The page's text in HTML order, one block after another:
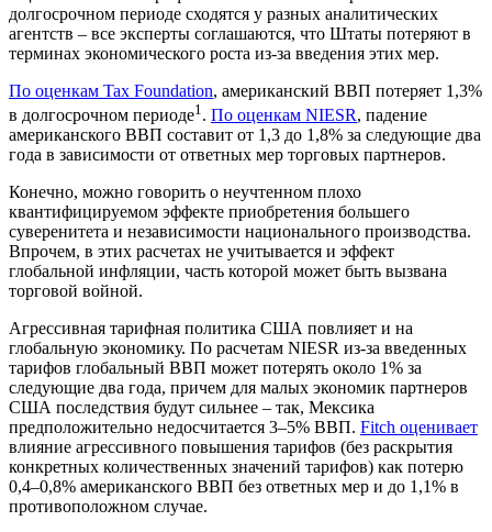
долгосрочном периоде сходятся у разных аналитических
агентств – все эксперты соглашаются, что Штаты потеряют в
терминах экономического роста из-за введения этих мер.
По оценкам Tax Foundation, американский ВВП потеряет 1,3%
в долгосрочном периоде1 . По оценкам NIESR, падение
американского ВВП составит от 1,3 до 1,8% за следующие два
года в зависимости от ответных мер торговых партнеров.
Конечно, можно говорить о неучтенном плохо
квантифицируемом эффекте приобретения большего
суверенитета и независимости национального производства.
Впрочем, в этих расчетах не учитывается и эффект
глобальной инфляции, часть которой может быть вызвана
торговой войной.
Агрессивная тарифная политика США повлияет и на
глобальную экономику. По расчетам NIESR из-за введенных
тарифов глобальный ВВП может потерять около 1% за
следующие два года, причем для малых экономик партнеров
США последствия будут сильнее – так, Мексика
предположительно недосчитается 3–5% ВВП. Fitch оценивает
влияние агрессивного повышения тарифов (без раскрытия
конкретных количественных значений тарифов) как потерю
0,4–0,8% американского ВВП без ответных мер и до 1,1% в
противоположном случае.